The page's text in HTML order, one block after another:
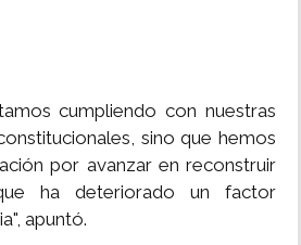
cumpliendo con nuestras
sino que hemos
por avanzar en reconstruir
ha deteriorado un factor
apuntó.